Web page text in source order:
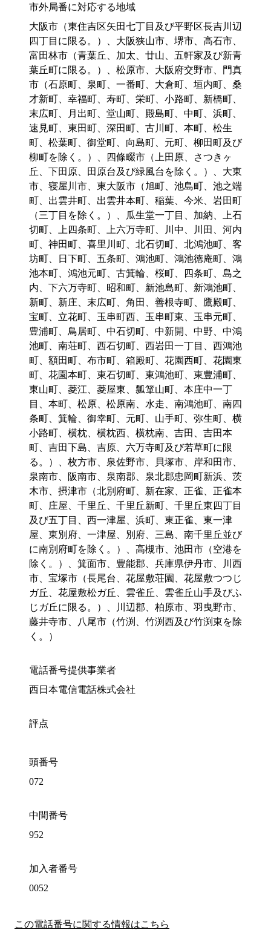
市外局番に対応する地域
大阪市（東住吉区矢田七丁目及び平野区長吉川辺
四丁目に限る。）、大阪狭山市、堺市、高石市、
富田林市（青葉丘、加太、廿山、五軒家及び新青
葉丘町に限る。）、松原市、大阪府交野市、門真
市（石原町、泉町、一番町、大倉町、垣内町、桑
才新町、幸福町、寿町、栄町、小路町、新橋町、
末広町、月出町、堂山町、殿島町、中町、浜町、
速見町、東田町、深田町、古川町、本町、松生
町、松葉町、御堂町、向島町、元町、柳田町及び
柳町を除く。）、四條畷市（上田原、さつきヶ
丘、下田原、田原台及び緑風台を除く。）、大東
市、寝屋川市、東大阪市（旭町、池島町、池之端
町、出雲井町、出雲井本町、稲葉、今米、岩田町
（三丁目を除く。）、瓜生堂一丁目、加納、上石
切町、上四条町、上六万寺町、川中、川田、河内
町、神田町、喜里川町、北石切町、北鴻池町、客
坊町、日下町、五条町、鴻池町、鴻池徳庵町、鴻
池本町、鴻池元町、古箕輪、桜町、四条町、島之
内、下六万寺町、昭和町、新池島町、新鴻池町、
新町、新庄、末広町、角田、善根寺町、鷹殿町、
宝町、立花町、玉串町西、玉串町東、玉串元町、
豊浦町、鳥居町、中石切町、中新開、中野、中鴻
池町、南荘町、西石切町、西岩田一丁目、西鴻池
町、額田町、布市町、箱殿町、花園西町、花園東
町、花園本町、東石切町、東鴻池町、東豊浦町、
東山町、菱江、菱屋東、瓢箪山町、本庄中一丁
目、本町、松原、松原南、水走、南鴻池町、南四
条町、箕輪、御幸町、元町、山手町、弥生町、横
小路町、横枕、横枕西、横枕南、吉田、吉田本
町、吉田下島、吉原、六万寺町及び若草町に限
る。）、枚方市、泉佐野市、貝塚市、岸和田市、
泉南市、阪南市、泉南郡、泉北郡忠岡町新浜、茨
木市、摂津市（北別府町、新在家、正雀、正雀本
町、庄屋、千里丘、千里丘新町、千里丘東四丁目
及び五丁目、西一津屋、浜町、東正雀、東一津
屋、東別府、一津屋、別府、三島、南千里丘並び
に南別府町を除く。）、高槻市、池田市（空港を
除く。）、箕面市、豊能郡、兵庫県伊丹市、川西
市、宝塚市（長尾台、花屋敷荘園、花屋敷つつじ
ガ丘、花屋敷松ガ丘、雲雀丘、雲雀丘山手及びふ
じガ丘に限る。）、川辺郡、柏原市、羽曳野市、
藤井寺市、八尾市（竹渕、竹渕西及び竹渕東を除
く。）
電話番号提供事業者
西日本電信電話株式会社
評点
頭番号
072
中間番号
952
加入者番号
0052
この電話番号に関する情報はこちら